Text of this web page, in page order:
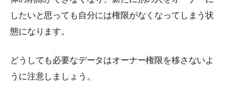
したいと思っても自分には権限がなくなってしまう状
態になります。
どうしても必要なデータはオーナー権限を移さないよ
うに注意しましょう。